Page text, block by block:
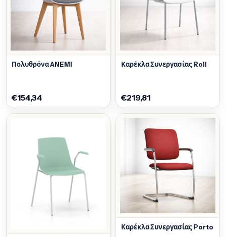
Πολυθρόνα ANEMI
€154,34
Καρέκλα Συνεργασίας Roll
€219,81
Καρέκλα Συνεργασίας Porto